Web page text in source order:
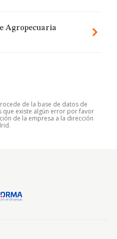
Agropecuaria
de la base de datos de
que existe algún error por favor
de la empresa a la dirección